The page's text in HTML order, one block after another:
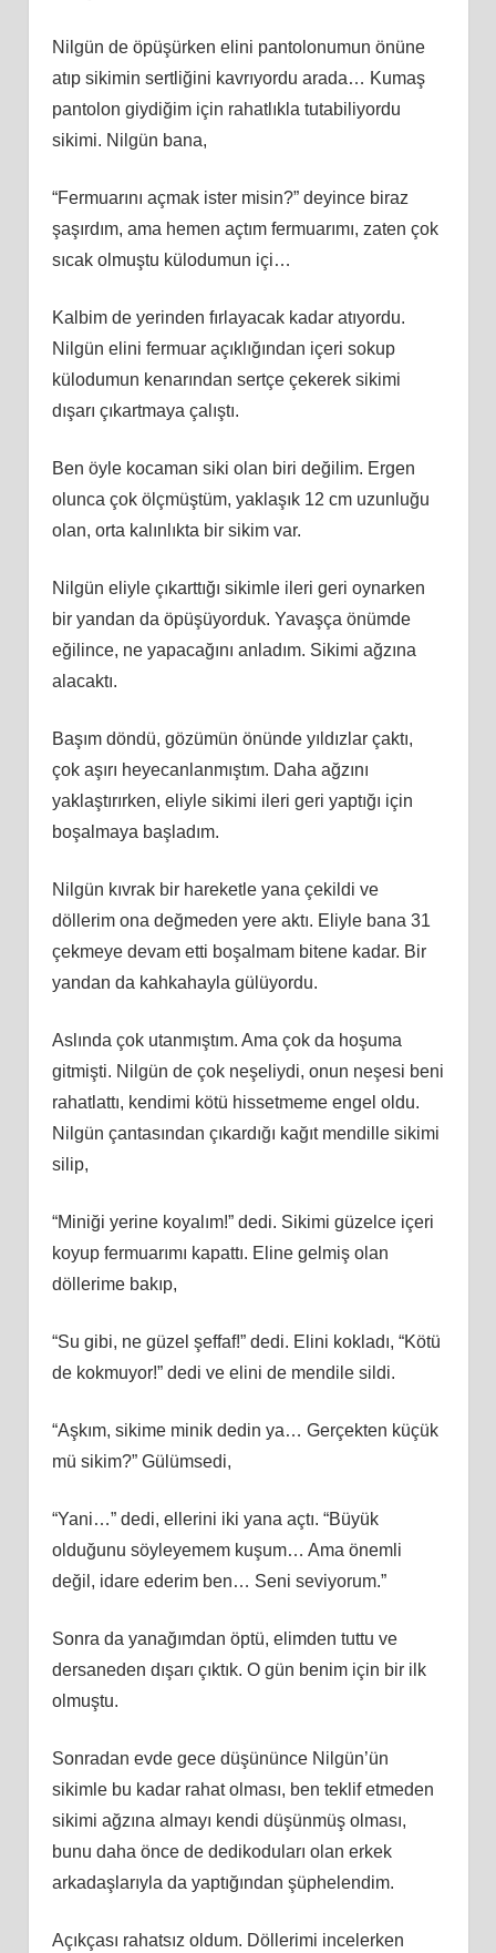
Nilgün de öpüşürken elini pantolonumun önüne
atıp sikimin sertliğini kavrıyordu arada… Kumaş
pantolon giydiğim için rahatlıkla tutabiliyordu
sikimi. Nilgün bana,
“Fermuarını açmak ister misin?” deyince biraz
şaşırdım, ama hemen açtım fermuarımı, zaten çok
sıcak olmuştu külodumun içi…
Kalbim de yerinden fırlayacak kadar atıyordu.
Nilgün elini fermuar açıklığından içeri sokup
külodumun kenarından sertçe çekerek sikimi
dışarı çıkartmaya çalıştı.
Ben öyle kocaman siki olan biri değilim. Ergen
olunca çok ölçmüştüm, yaklaşık 12 cm uzunluğu
olan, orta kalınlıkta bir sikim var.
Nilgün eliyle çıkarttığı sikimle ileri geri oynarken
bir yandan da öpüşüyorduk. Yavaşça önümde
eğilince, ne yapacağını anladım. Sikimi ağzına
alacaktı.
Başım döndü, gözümün önünde yıldızlar çaktı,
çok aşırı heyecanlanmıştım. Daha ağzını
yaklaştırırken, eliyle sikimi ileri geri yaptığı için
boşalmaya başladım.
Nilgün kıvrak bir hareketle yana çekildi ve
döllerim ona değmeden yere aktı. Eliyle bana 31
çekmeye devam etti boşalmam bitene kadar. Bir
yandan da kahkahayla gülüyordu.
Aslında çok utanmıştım. Ama çok da hoşuma
gitmişti. Nilgün de çok neşeliydi, onun neşesi beni
rahatlattı, kendimi kötü hissetmeme engel oldu.
Nilgün çantasından çıkardığı kağıt mendille sikimi
silip,
“Miniği yerine koyalım!” dedi. Sikimi güzelce içeri
koyup fermuarımı kapattı. Eline gelmiş olan
döllerime bakıp,
“Su gibi, ne güzel şeffaf!” dedi. Elini kokladı, “Kötü
de kokmuyor!” dedi ve elini de mendile sildi.
“Aşkım, sikime minik dedin ya… Gerçekten küçük
mü sikim?” Gülümsedi,
“Yani…” dedi, ellerini iki yana açtı. “Büyük
olduğunu söyleyemem kuşum… Ama önemli
değil, idare ederim ben… Seni seviyorum.”
Sonra da yanağımdan öptü, elimden tuttu ve
dersaneden dışarı çıktık. O gün benim için bir ilk
olmuştu.
Sonradan evde gece düşününce Nilgün’ün
sikimle bu kadar rahat olması, ben teklif etmeden
sikimi ağzına almayı kendi düşünmüş olması,
bunu daha önce de dedikoduları olan erkek
arkadaşlarıyla da yaptığından şüphelendim.
Açıkçası rahatsız oldum. Döllerimi incelerken